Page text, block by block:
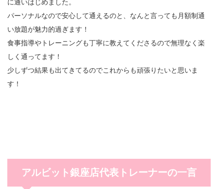
に通いはじめました。
パーソナルなので安心して通えるのと、なんと言っても月額制通
い放題が魅力的過ぎます！
食事指導やトレーニングも丁寧に教えてくださるので無理なく楽
しく通ってます！
少しずつ結果も出てきてるのでこれからも頑張りたいと思いま
す！
アルビット銀座店代表トレーナーの一言